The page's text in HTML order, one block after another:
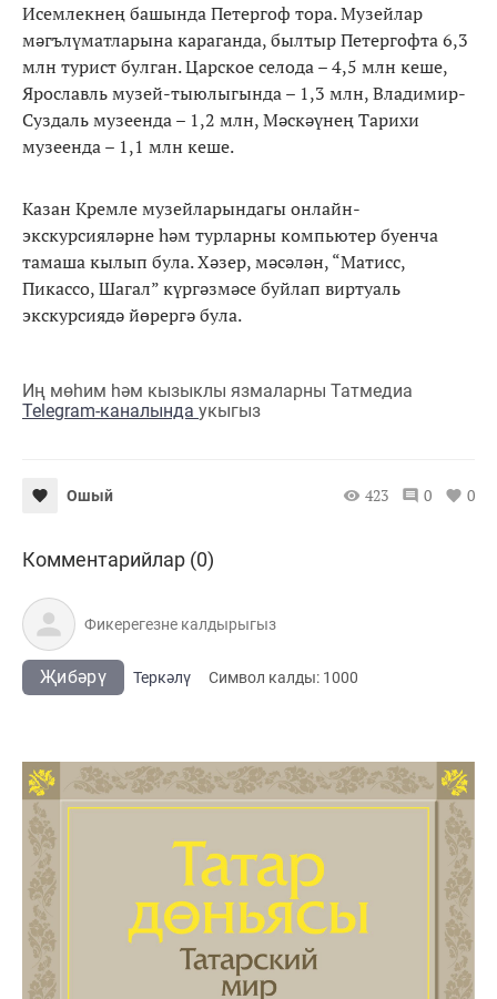
Исемлекнең башында Петергоф тора. Музейлар
мәгълүматларына караганда, былтыр Петергофта 6,3
млн турист булган. Царское селода – 4,5 млн кеше,
Ярославль музей-тыюлыгында – 1,3 млн, Владимир-
Суздаль музеенда – 1,2 млн, Мәскәүнең Тарихи
музеенда – 1,1 млн кеше.
Казан Кремле музейларындагы онлайн-
экскурсияләрне һәм турларны компьютер буенча
тамаша кылып була. Хәзер, мәсәлән, “Матисс,
Пикассо, Шагал” күргәзмәсе буйлап виртуаль
экскурсиядә йөрергә була.
Иң мөһим һәм кызыклы язмаларны Татмедиа
Telegram-каналында укыгыз
Ошый 423 0 0
Комментарийлар (0)
Җибәрү Теркәлү Cимвол калды: 1000